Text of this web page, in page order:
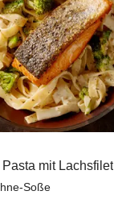
mit Lachsfilet
Soße